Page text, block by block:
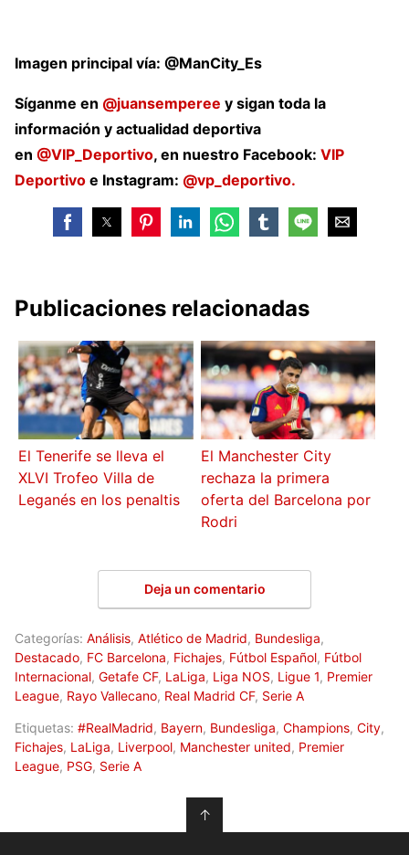
Imagen principal vía: @ManCity_Es
Síganme en @juansemperee y sigan toda la
información y actualidad deportiva
en @VIP_Deportivo, en nuestro Facebook: VIP
Deportivo e Instagram: @vp_deportivo.
Publicaciones relacionadas
El Tenerife se lleva el
XLVI Trofeo Villa de
Leganés en los penaltis
El Manchester City
rechaza la primera
oferta del Barcelona por
Rodri
Deja un comentario
Categorías: Análisis, Atlético de Madrid, Bundesliga,
Destacado, FC Barcelona, Fichajes, Fútbol Español, Fútbol
Internacional, Getafe CF, LaLiga, Liga NOS, Ligue 1, Premier
League, Rayo Vallecano, Real Madrid CF, Serie A
Etiquetas: #RealMadrid, Bayern, Bundesliga, Champions, City,
Fichajes, LaLiga, Liverpool, Manchester united, Premier
League, PSG, Serie A
↑